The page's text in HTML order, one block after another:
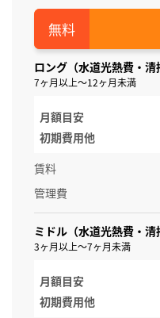
ロング（水道光熱費・清
7ヶ月以上～12ヶ月未満
月額目安
初期費用他
賃料
管理費
ミドル（水道光熱費・清
3ヶ月以上～7ヶ月未満
月額目安
初期費用他